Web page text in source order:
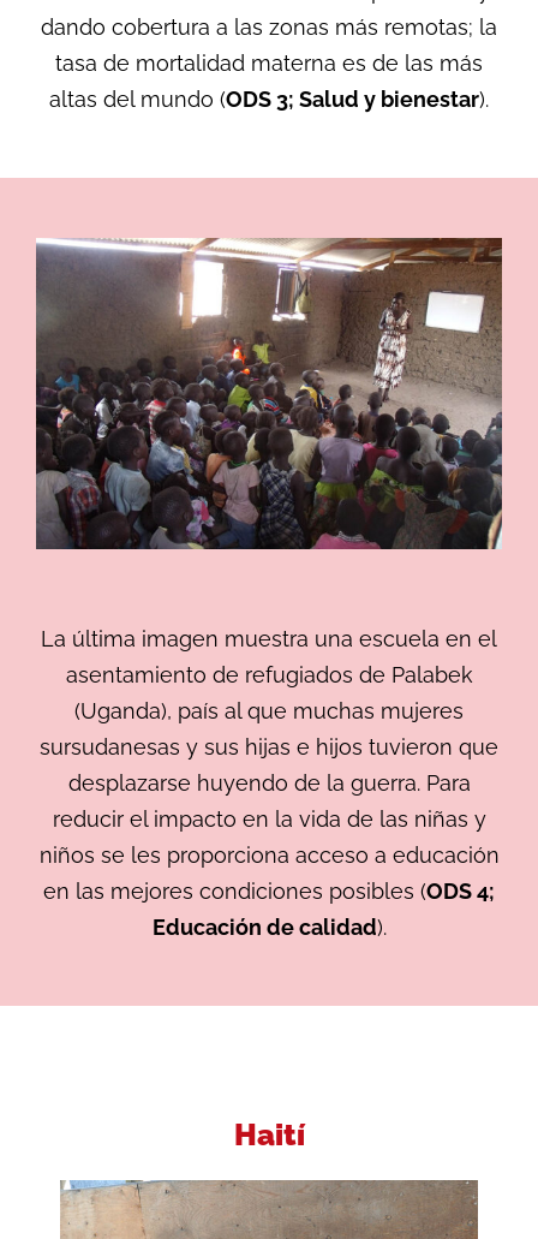
dando cobertura a las zonas más remotas; la
tasa de mortalidad materna es de las más
altas del mundo (ODS 3; Salud y bienestar).
La última imagen muestra una escuela en el
asentamiento de refugiados de Palabek
(Uganda), país al que muchas mujeres
sursudanesas y sus hijas e hijos tuvieron que
desplazarse huyendo de la guerra. Para
reducir el impacto en la vida de las niñas y
niños se les proporciona acceso a educación
en las mejores condiciones posibles (ODS 4;
Educación de calidad).
Haití